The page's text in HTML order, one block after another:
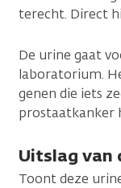
terecht. Direct
De urine gaat
laboratorium.
genen die iets
prostaatkanker
Uitslag van
Toont deze